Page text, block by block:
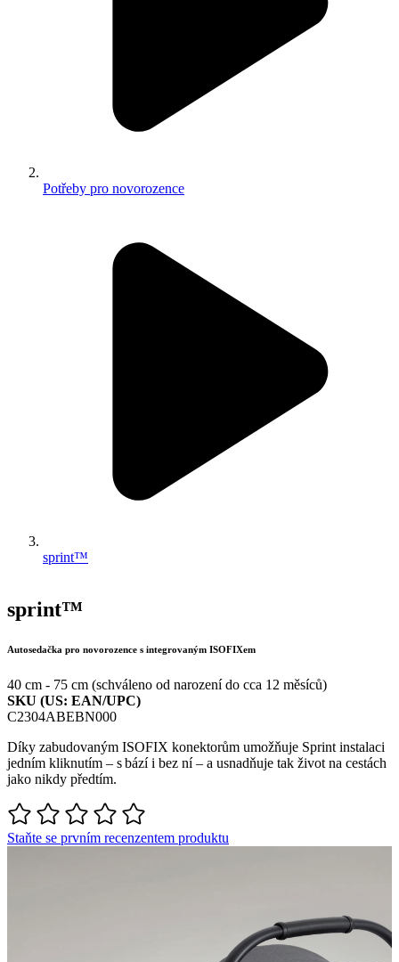
Potřeby pro novorozence
sprint™
sprint™
Autosedačka pro novorozence s integrovaným ISOFIXem
40 cm - 75 cm (schváleno od narození do cca 12 měsíců)
SKU (US: EAN/UPC)
C2304ABEBN000
Díky zabudovaným ISOFIX konektorům umožňuje Sprint instalaci
jedním kliknutím – s bází i bez ní – a usnadňuje tak život na cestách
jako nikdy předtím.
Staňte se prvním recenzentem produktu